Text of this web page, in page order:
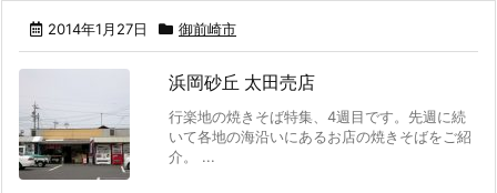
2014年1月27日 御前崎市
浜岡砂丘 太田売店
行楽地の焼きそば特集、4週目です。先週に続
いて各地の海沿いにあるお店の焼きそばをご紹
介。 ...